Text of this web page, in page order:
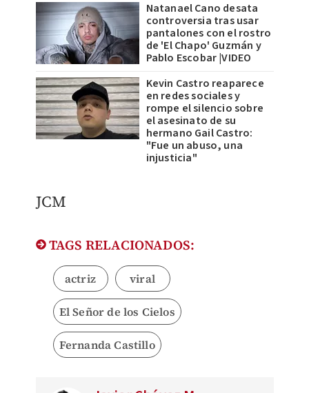
Natanael Cano desata
controversia tras usar
pantalones con el rostro
de 'El Chapo' Guzmán y
Pablo Escobar |VIDEO
Kevin Castro reaparece
en redes sociales y
rompe el silencio sobre
el asesinato de su
hermano Gail Castro:
"Fue un abuso, una
injusticia"
JCM​
TAGS RELACIONADOS:
actriz viral
El Señor de los Cielos
Fernanda Castillo